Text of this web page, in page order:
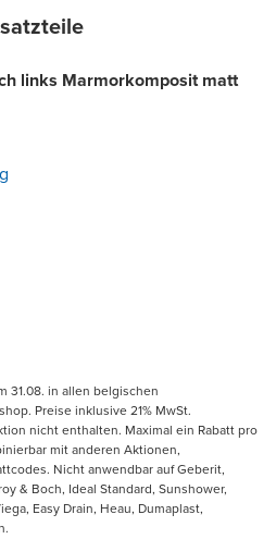
links Marmorkomposit matt
31.08. in allen belgischen
Preise inklusive 21% MwSt.
nicht enthalten. Maximal ein Rabatt pro
mit anderen Aktionen,
Nicht anwendbar auf Geberit,
& Boch, Ideal Standard, Sunshower,
Easy Drain, Heau, Dumaplast,